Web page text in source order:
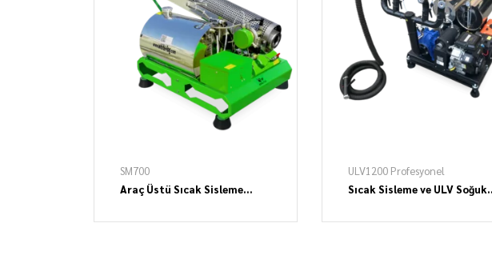
SM700
Araç Üstü Sıcak Sisleme
ULV1200 Profesyonel
Sıcak Sisleme ve ULV Soğuk